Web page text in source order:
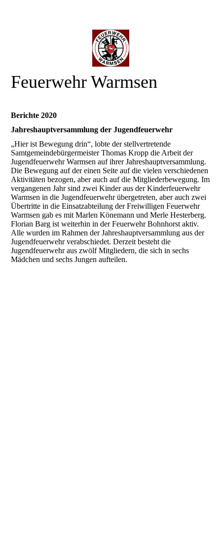
Feuerwehr Warmsen
Berichte 2020
Jahreshauptversammlung der Jugendfeuerwehr
„Hier ist Bewegung drin“, lobte der stellvertretende
Samtgemeindebürgermeister Thomas Kropp die Arbeit der
Jugendfeuerwehr Warmsen auf ihrer Jahreshauptversammlung.
Die Bewegung auf der einen Seite auf die vielen verschiedenen
Aktivitäten bezogen, aber auch auf die Mitgliederbewegung. Im
vergangenen Jahr sind zwei Kinder aus der Kinderfeuerwehr
Warmsen in die Jugendfeuerwehr übergetreten, aber auch zwei
Übertritte in die Einsatzabteilung der Freiwilligen Feuerwehr
Warmsen gab es mit Marlen Könemann und Merle Hesterberg.
Florian Barg ist weiterhin in der Feuerwehr Bohnhorst aktiv.
Alle wurden im Rahmen der Jahreshauptversammlung aus der
Jugendfeuerwehr verabschiedet. Derzeit besteht die
Jugendfeuerwehr aus zwölf Mitgliedern, die sich in sechs
Mädchen und sechs Jungen aufteilen.